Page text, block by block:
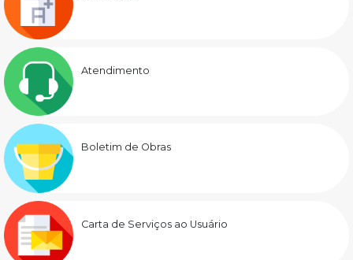
Atendimento
Boletim de Obras
Carta de Serviços ao Usuário